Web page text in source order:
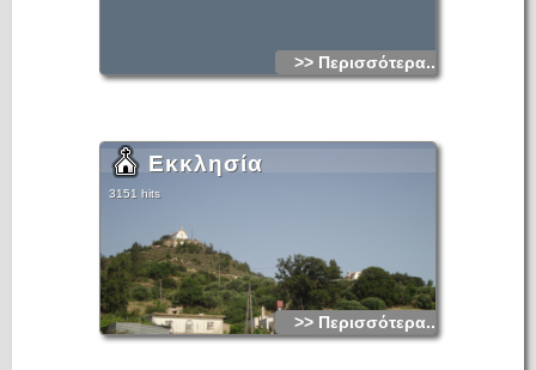
>> Περισσότερα...
Εκκλησία
3151 hits
>> Περισσότερα...